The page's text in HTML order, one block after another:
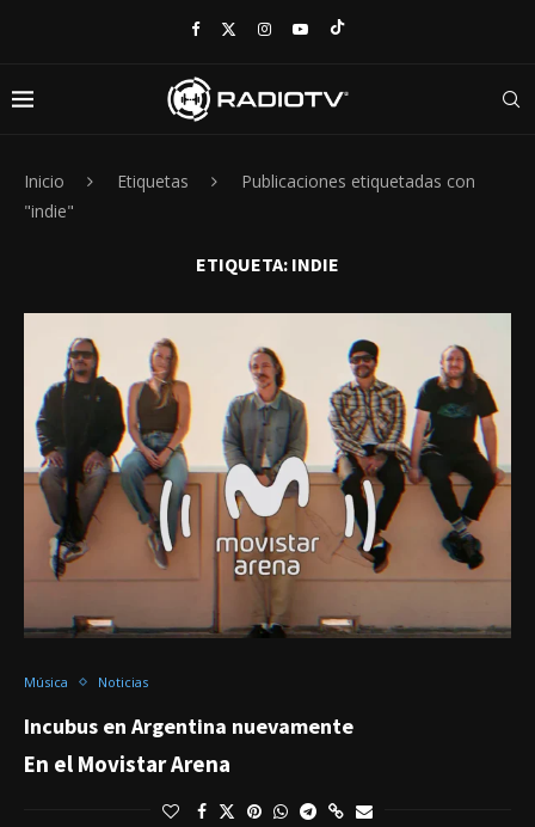
Inicio Etiquetas
Publicaciones etiquetadas con
"indie"
ETIQUETA: INDIE
Música Noticias
Incubus en Argentina nuevamente
En el Movistar Arena